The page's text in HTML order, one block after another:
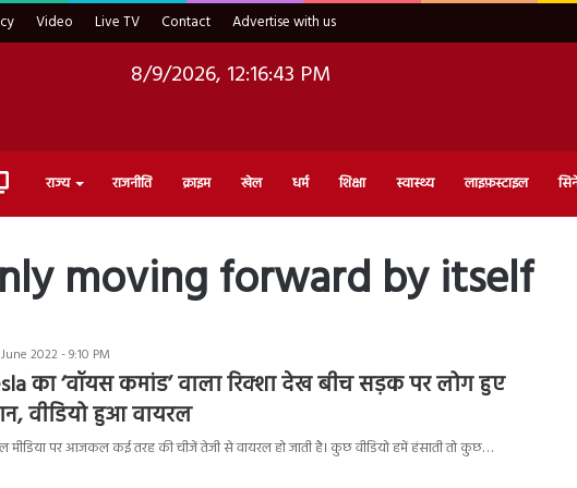
Video Live TV Contact Advertise with us
8/9/2026, 12:16:44 PM
Live राज्य राजनीति क्राइम खेल धर्म शिक्षा स्वास्थ्य लाइफ़स्टाइल
moving forward by itself
2022 - 9:10 PM
का ‘वॉयस कमांड’ वाला रिक्शा देख बीच सड़क पर लोग हुए
वीडियो हुआ वायरल
मीडिया पर आजकल कई तरह की चीजें तेजी से वायरल हो जाती है। कुछ वीडियो हमें हंसाती तो कुछ…